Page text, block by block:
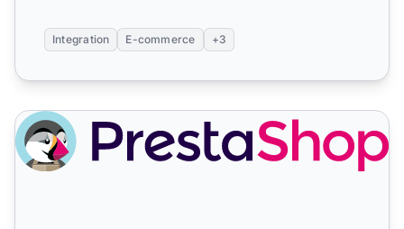
Integration E-commerce +3
PrestaShop